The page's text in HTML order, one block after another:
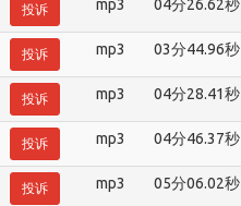
投诉 mp3 04分26.62秒
投诉 mp3 03分44.96秒
投诉 mp3 04分28.41秒
投诉 mp3 04分46.37秒
投诉 mp3 05分06.02秒